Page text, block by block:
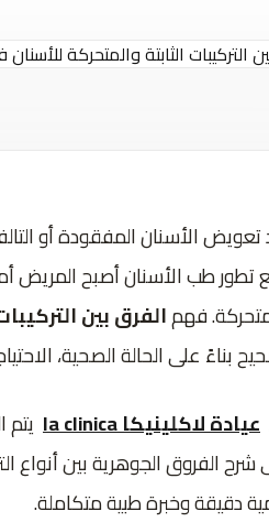
تعويض الأسنان المفقودة أو
تطور طب الأسنان أصبح المريض
فهمالفرق بين
بناءً على الحالة الصحية،
عيادة لاكلينيكا la clinica
شرح الفروق الجوهرية بين
دقيقة وخبرة طبية متكاملة.